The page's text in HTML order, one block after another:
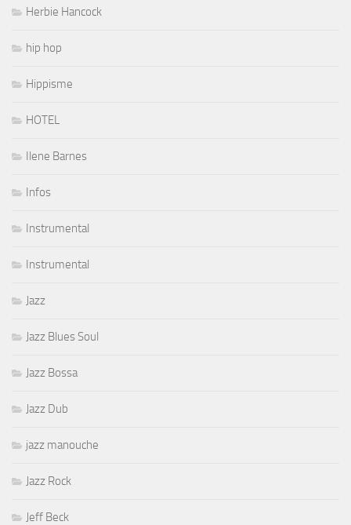
Herbie Hancock
hip hop
Hippisme
HOTEL
Ilene Barnes
Infos
Instrumental
Instrumental
Jazz
Jazz Blues Soul
Jazz Bossa
Jazz Dub
jazz manouche
Jazz Rock
Jeff Beck